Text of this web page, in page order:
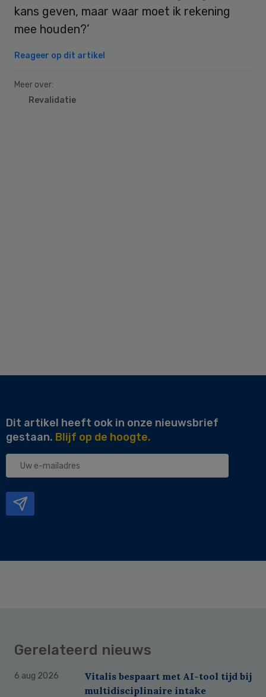
kans geven, maar waar moet ik rekening
mee houden?’
Reageer op dit artikel
Meer over:
Revalidatie
Dit artikel heeft ook in onze nieuwsbrief
gestaan. Blijf op de hoogte.
Uw
Gerelateerd nieuws
6 aug 2026
Vitalis bespaart met AI-tool tijd bij
multidisciplinaire intake